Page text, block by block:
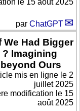
le 15 août 2025
par ChatGPT
We Had Bigger
? Imagining
Ours
mis en ligne le 2
juillet 2025
modification le 15
août 2025